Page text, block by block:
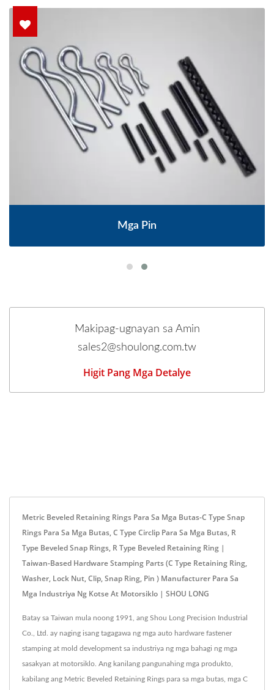
Mga Pin
Makipag-ugnayan sa Amin
sales2@shoulong.com.tw
Higit Pang Mga Detalye
Metric Beveled Retaining Rings Para Sa Mga Butas-C Type Snap
Rings Para Sa Mga Butas, C Type Circlip Para Sa Mga Butas, R
Type Beveled Snap Rings, R Type Beveled Retaining Ring |
Taiwan-Based Hardware Stamping Parts (C Type Retaining Ring,
Washer, Lock Nut, Clip, Snap Ring, Pin ) Manufacturer Para Sa
Mga Industriya Ng Kotse At Motorsiklo | SHOU LONG
Batay sa Taiwan mula noong 1991, ang Shou Long Precision Industrial
Co., Ltd. ay naging isang tagagawa ng mga auto hardware fastener
stamping at mold development sa industriya ng mga bahagi ng mga
sasakyan at motorsiklo. Ang kanilang pangunahing mga produkto,
kabilang ang Metric Beveled Retaining Rings para sa mga butas, mga C